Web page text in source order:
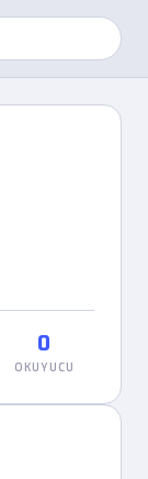
0
OKUYUCU